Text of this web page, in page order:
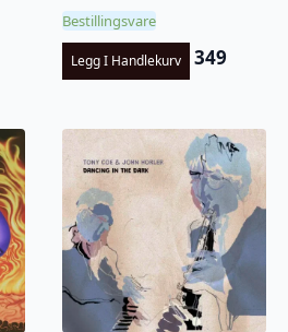
Bestillingsvare
Legg I Handlekurv 349